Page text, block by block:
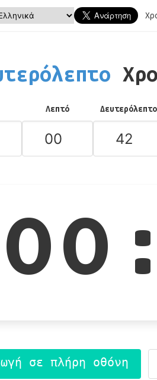
Λεπτό Δευτερόλεπτο
σε πλήρη οθόνη